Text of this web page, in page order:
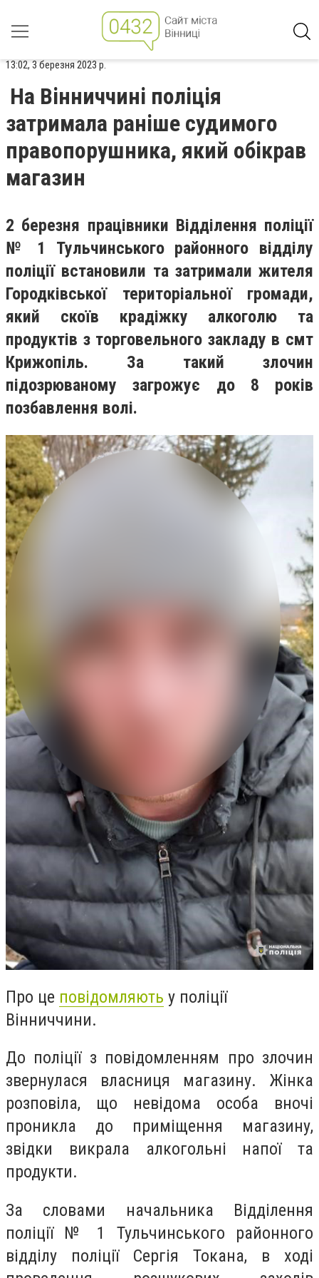
13:02, 3 березня 2023 р.
На Вінниччині поліція
затримала раніше судимого
правопорушника, який обікрав
магазин
2 березня працівники Відділення поліції
№ 1 Тульчинського районного відділу
поліції встановили та затримали жителя
Городківської територіальної громади,
який скоїв крадіжку алкоголю та
продуктів з торговельного закладу в смт
Крижопіль. За такий злочин
підозрюваному загрожує до 8 років
позбавлення волі.
Про це повідомляють у поліції
Вінниччини.
До поліції з повідомленням про злочин
звернулася власниця магазину. Жінка
розповіла, що невідома особа вночі
проникла до приміщення магазину,
звідки викрала алкогольні напої та
продукти.
За словами начальника Відділення
поліції № 1 Тульчинського районного
відділу поліції Сергія Токана, в ході